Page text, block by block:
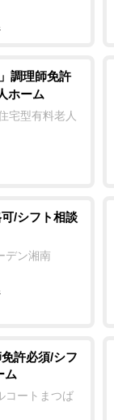
調理師免許
ホーム
宅型有料老人
/シフト相談
デン湘南
許必須/シフ
ム
コートまつば